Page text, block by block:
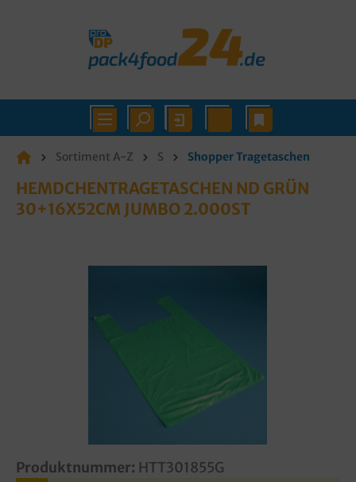
Sortiment A-Z S Shopper Tragetaschen
HEMDCHENTRAGETASCHEN ND GRÜN
30+16X52CM JUMBO 2.000ST
Produktnummer: HTT301855G